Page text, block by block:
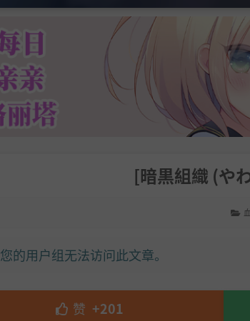
[暗黒組織 (や
您的用户组无法访问此文章。
赞 +201